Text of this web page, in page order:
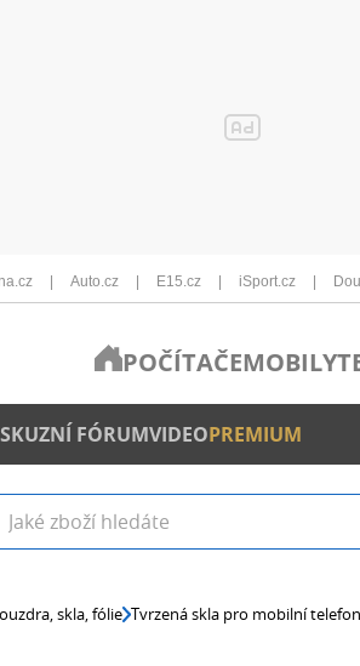
Auto.cz E15.cz iSport.cz
POČÍTAČEMOBILY
FÓRUMVIDEOPREMIUM
skla, fólie Tvrzená skla pro mobilní